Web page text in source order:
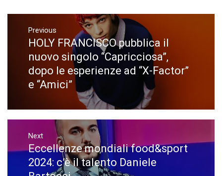
Navigazione
articoli
Previous
Previous
post:
HOLY FRANCISCO pubblica il
nuovo singolo “Capricciosa”,
dopo le esperienze ad “X-Factor”
e “Amici”
Next
Next
post:
Eccellenze mondiali food&sport
2024: c’è il talento Daniele